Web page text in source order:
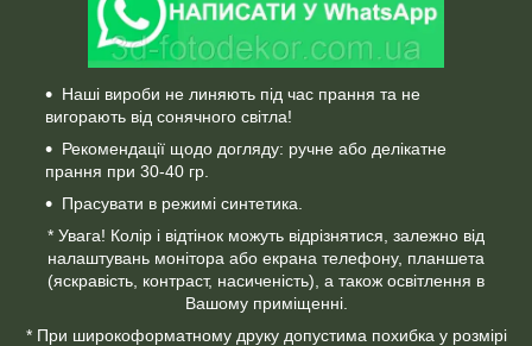
Наші вироби не линяють під час прання та не
вигорають від сонячного світла!
Рекомендації щодо догляду: ручне або делікатне
прання при 30-40 гр.
Прасувати в режимі синтетика.
* Увага! Колір і відтінок можуть відрізнятися, залежно від
налаштувань монітора або екрана телефону, планшета
(яскравість, контраст, насиченість), а також освітлення в
Вашому приміщенні.
* При широкоформатному друку допустима похибка у розмірі